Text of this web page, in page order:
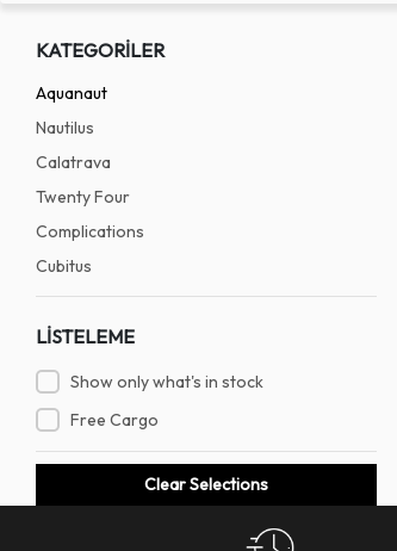
KATEGORİLER
Aquanaut
Nautilus
Calatrava
Twenty Four
Complications
Cubitus
LİSTELEME
Show only what's in stock
Free Cargo
Clear Selections